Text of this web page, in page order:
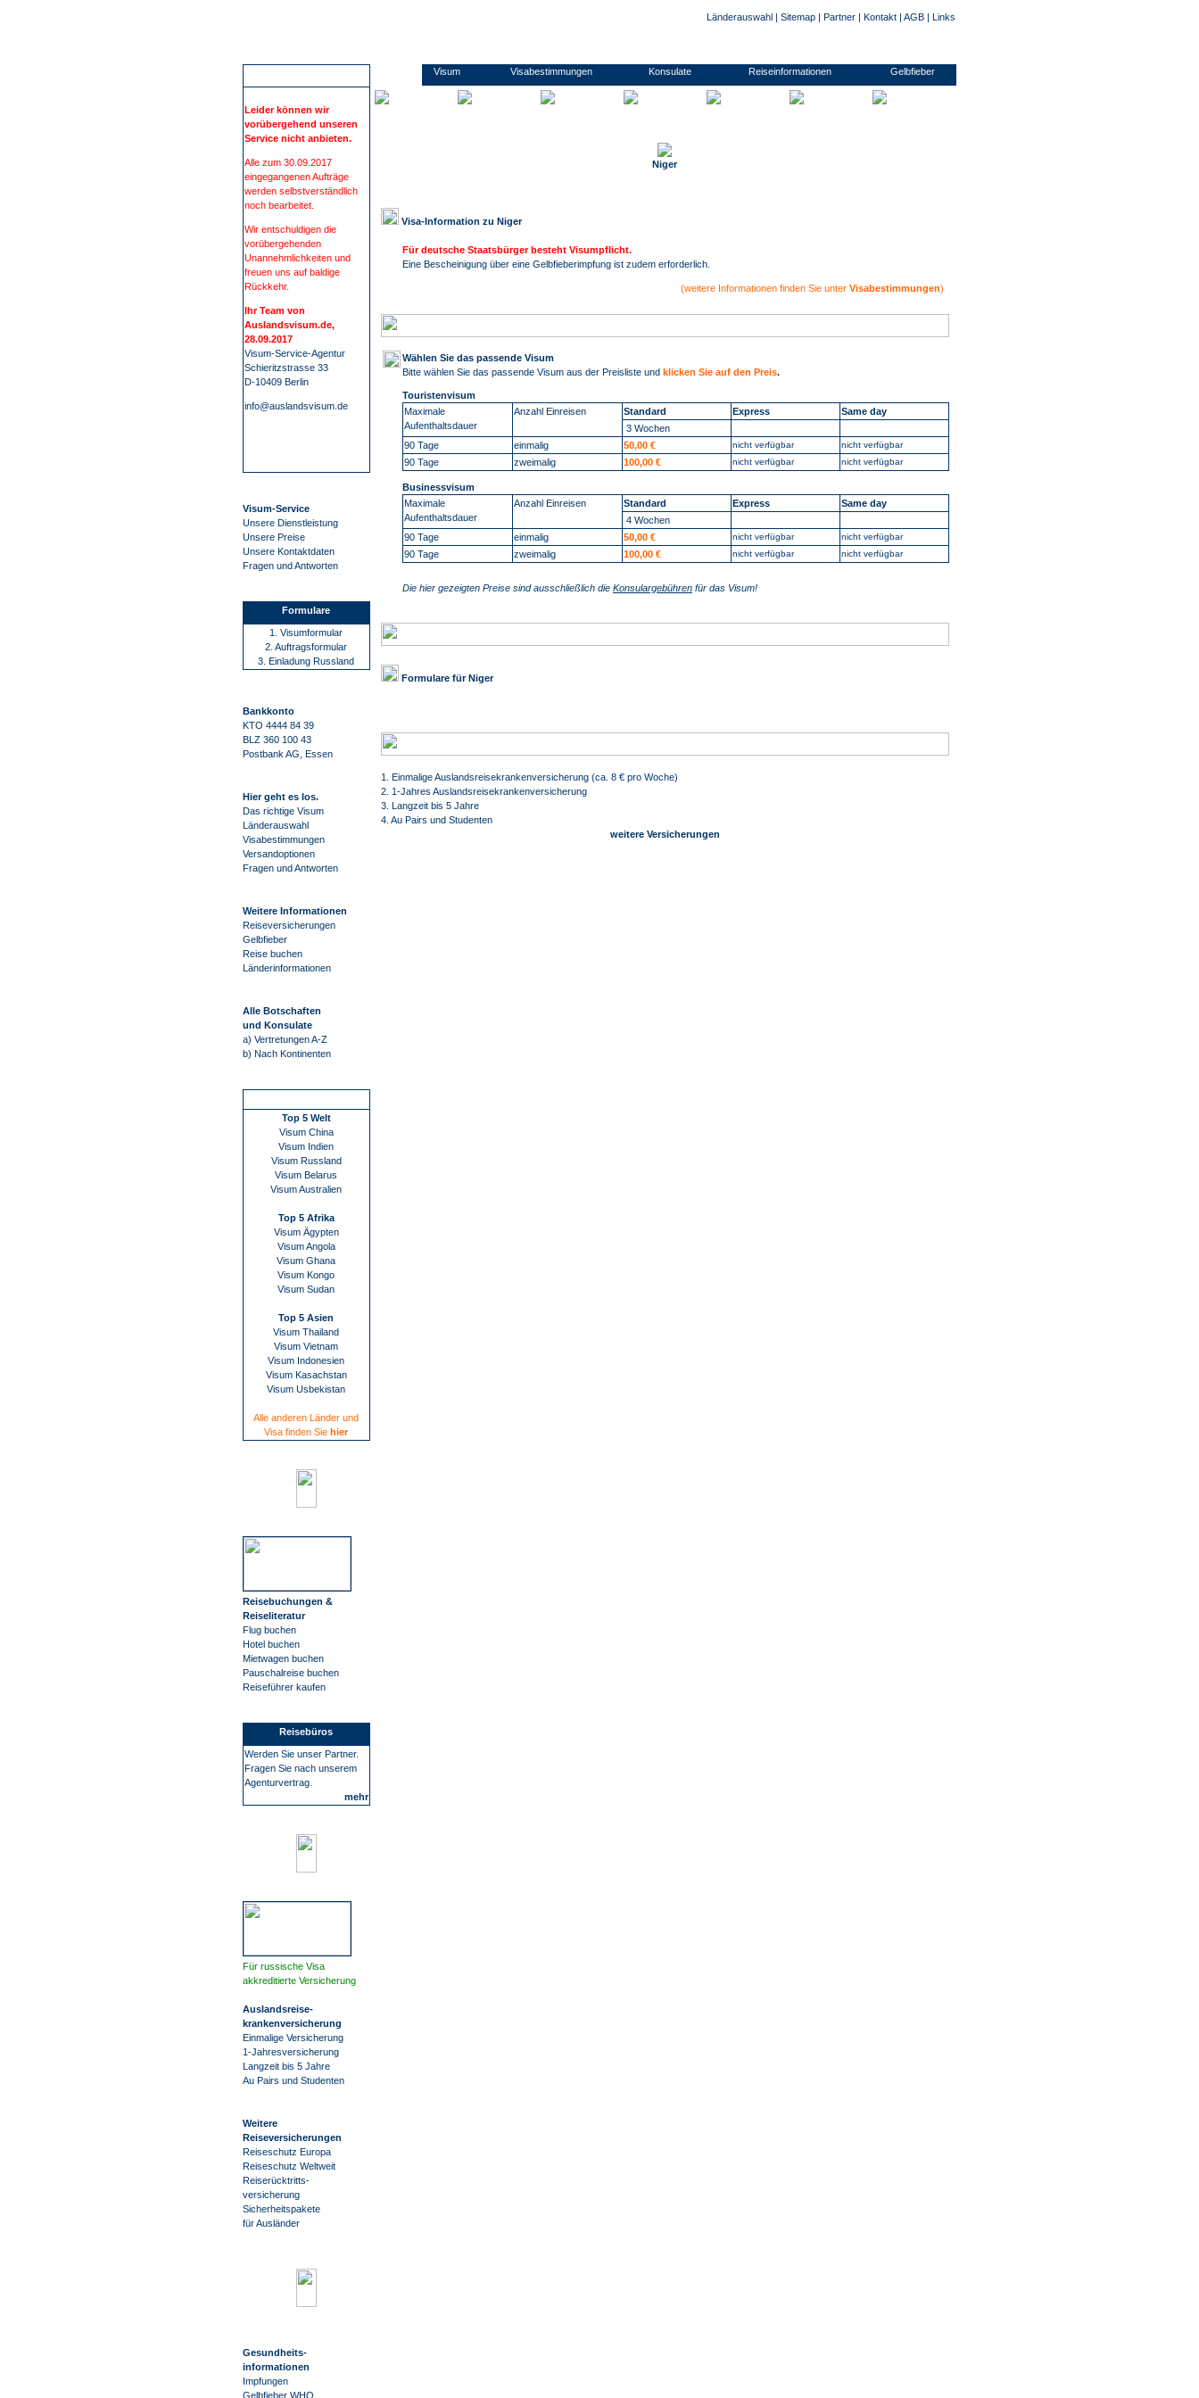
Länderauswahl| Sitemap| Partner| Kontakt| AGB| Links
Leider können wir
vorübergehend unseren
Service nicht anbieten.
Alle zum 30.09.2017
eingegangenen Aufträge
werden selbstverständlich
noch bearbeitet.
Wir entschuldigen die
vorübergehenden
Unannehmlichkeiten und
freuen uns auf baldige
Rückkehr.
Ihr Team von
Auslandsvisum.de,
28.09.2017
Visum-Service-Agentur
Schieritzstrasse 33
D-10409 Berlin
info@auslandsvisum.de
Visum-Service
Unsere Dienstleistung
Unsere Preise
Unsere Kontaktdaten
Fragen und Antworten
Formulare
1. Visumformular
2. Auftragsformular
3. Einladung Russland
Bankkonto
KTO 4444 84 39
BLZ 360 100 43
Postbank AG, Essen
Hier geht es los.
Das richtige Visum
Länderauswahl
Visabestimmungen
Versandoptionen
Fragen und Antworten
Weitere Informationen
Reiseversicherungen
Gelbfieber
Reise buchen
Länderinformationen
Alle Botschaften
und Konsulate
a) Vertretungen A-Z
b) Nach Kontinenten
Top 5 Welt
Visum China
Visum Indien
Visum Russland
Visum Belarus
Visum Australien
Top 5 Afrika
Visum Ägypten
Visum Angola
Visum Ghana
Visum Kongo
Visum Sudan
Top 5 Asien
Visum Thailand
Visum Vietnam
Visum Indonesien
Visum Kasachstan
Visum Usbekistan
Alle anderen Länder und
Visa finden Sie hier
Reisebuchungen &
Reiseliteratur
Flug buchen
Hotel buchen
Mietwagen buchen
Pauschalreise buchen
Reiseführer kaufen
Reisebüros
Werden Sie unser Partner.
Fragen Sie nach unserem
Agenturvertrag.
mehr
Für russische Visa
akkreditierte Versicherung
Auslandsreise-
krankenversicherung
Einmalige Versicherung
1-Jahresversicherung
Langzeit bis 5 Jahre
Au Pairs und Studenten
Weitere
Reiseversicherungen
Reiseschutz Europa
Reiseschutz Weltweit
Reiserücktritts-
versicherung
Sicherheitspakete
für Ausländer
Gesundheits-
informationen
Impfungen
Gelbfieber WHO
Visum Visabestimmungen Konsulate Reiseinformationen Gelbfieber
Niger
Visa-Information zu Niger
Für deutsche Staatsbürger besteht Visumpflicht.
Eine Bescheinigung über eine Gelbfieberimpfung ist zudem erforderlich.
(weitere Informationen finden Sie unter Visabestimmungen)
Wählen Sie das passende Visum
Bitte wählen Sie das passende Visum aus der Preisliste und klicken Sie auf den Preis.
Touristenvisum
Maximale
Aufenthaltsdauer
Anzahl Einreisen Standard Express
Same day
3 Wochen
90 Tage
einmalig 50,00 € nicht verfügbar nicht verfügbar
90 Tage zweimalig 100,00 € nicht verfügbar nicht verfügbar
Businessvisum
Maximale
Aufenthaltsdauer
Anzahl Einreisen Standard Express
Same day
4 Wochen
90 Tage
einmalig 50,00 € nicht verfügbar nicht verfügbar
90 Tage zweimalig 100,00 € nicht verfügbar nicht verfügbar
Die hier gezeigten Preise sind ausschließlich die Konsulargebührenfür das Visum!
Formulare fürNiger
1. Einmalige Auslandsreisekrankenversicherung (ca. 8 € pro Woche)
2. 1-Jahres Auslandsreisekrankenversicherung
3. Langzeit bis 5 Jahre
4. Au Pairs und Studenten
weitere Versicherungen